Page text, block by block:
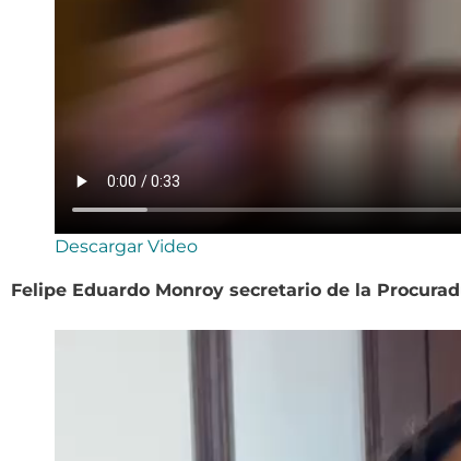
Descargar Video
Felipe Eduardo Monroy secretario de la